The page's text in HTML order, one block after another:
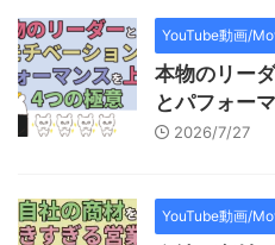
YouTube動画/
本物のリー
とパフォー
2026/7/27
YouTube動画/